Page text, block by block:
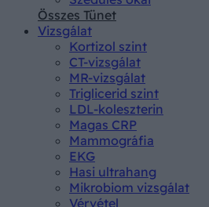
Összes Tünet
Vizsgálat
Kortizol szint
CT-vizsgálat
MR-vizsgálat
Triglicerid szint
LDL-koleszterin
Magas CRP
Mammográfia
EKG
Hasi ultrahang
Mikrobiom vizsgálat
Vérvétel